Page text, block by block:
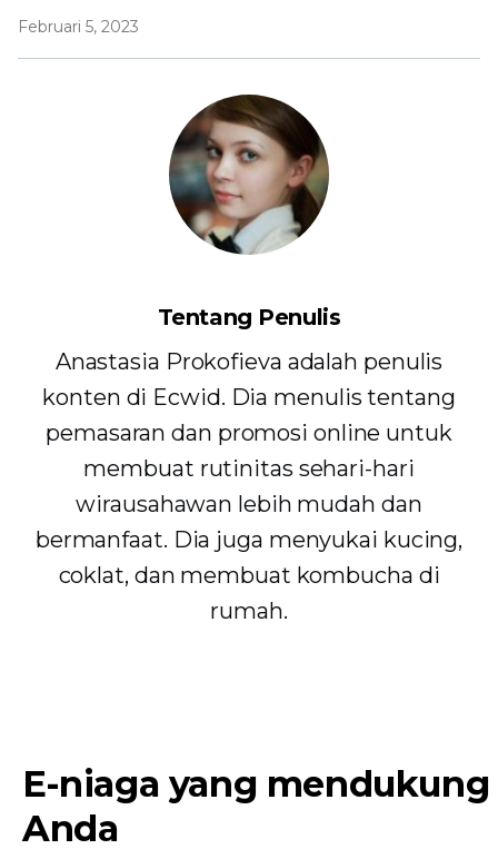
Februari 5, 2023
Tentang Penulis
Anastasia Prokofieva adalah penulis
konten di Ecwid. Dia menulis tentang
pemasaran dan promosi online untuk
membuat rutinitas sehari-hari
wirausahawan lebih mudah dan
bermanfaat. Dia juga menyukai kucing,
coklat, dan membuat kombucha di
rumah.
E-niaga yang mendukung
Anda